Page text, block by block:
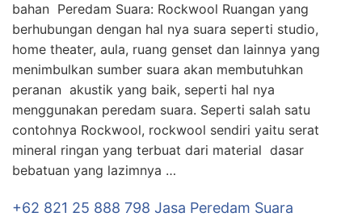
bahan Peredam Suara: Rockwool Ruangan yang
berhubungan dengan hal nya suara seperti studio,
home theater, aula, ruang genset dan lainnya yang
menimbulkan sumber suara akan membutuhkan
peranan akustik yang baik, seperti hal nya
menggunakan peredam suara. Seperti salah satu
contohnya Rockwool, rockwool sendiri yaitu serat
mineral ringan yang terbuat dari material dasar
bebatuan yang lazimnya …
+62 821 25 888 798 Jasa Peredam Suara